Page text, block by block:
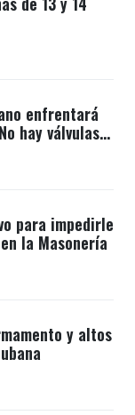
enfrentará
hay válvulas
para impedirle
la Masonería
y altos